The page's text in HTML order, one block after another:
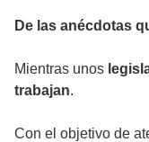
De las anécdotas
Mientras unos
trabajan.
Con el objetivo de